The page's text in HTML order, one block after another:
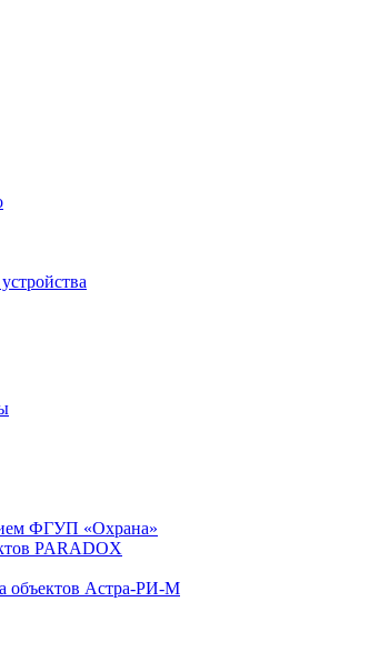
ФГУП «Охрана»
PARADOX
объектов Астра-РИ-М